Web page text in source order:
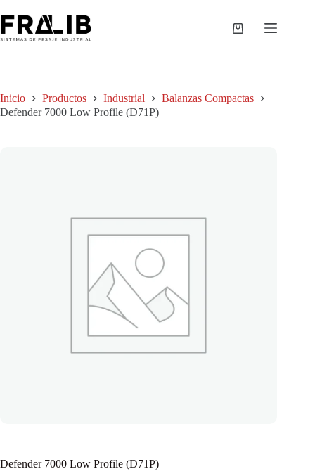
al
contenido
Shopping
Inicio Productos Industrial
Balanzas Compactas
Defender 7000 Low Profile (D71P)
Defender 7000 Low Profile (D71P)